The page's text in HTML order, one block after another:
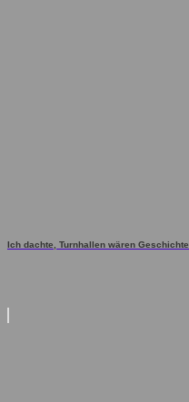
Ich dachte, Turnhallen wären Geschichte